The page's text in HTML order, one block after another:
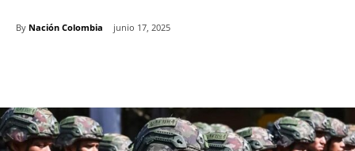
By Nación Colombia junio 17, 2025